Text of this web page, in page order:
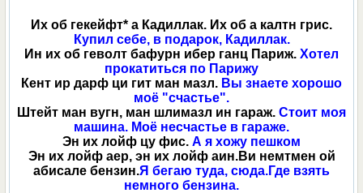
Их об гекейфт* а Кадиллак. Их об а калтн грис.
Купил себе, в подарок, Кадиллак.
Ин их об геволт бафурн ибер ганц Париж. Хотел
прокатиться по Парижу
Кент ир дарф ци гит ман мазл. Вы знаете хорошо
моё "счастье".
Штейт ман вугн, ман шлимазл ин гараж. Стоит моя
машина. Моё несчастье в гараже.
Эн их лойф цу фис. А я хожу пешком
Эн их лойф аер, эн их лойф аин.Ви немтмен ой
абисале бензин.Я бегаю туда, сюда.Где взять
немного бензина.